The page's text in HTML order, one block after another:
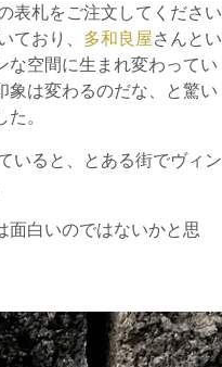
表札をご注文してください
ており、 多和良屋さんとい
な空間に生まれ変わってい
象は変わるのだな、と驚い
。
いると、とある街でヴィン
面白いのではないかと思